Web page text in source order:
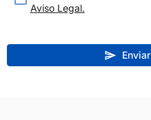
Aviso Legal.
Enviar